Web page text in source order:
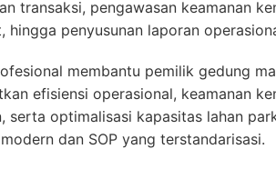
transaksi, pengawasan keamanan
hingga penyusunan laporan
membantu pemilik gedung
efisiensi operasional, keamanan
serta optimalisasi kapasitas lahan
dan SOP yang terstandarisasi.